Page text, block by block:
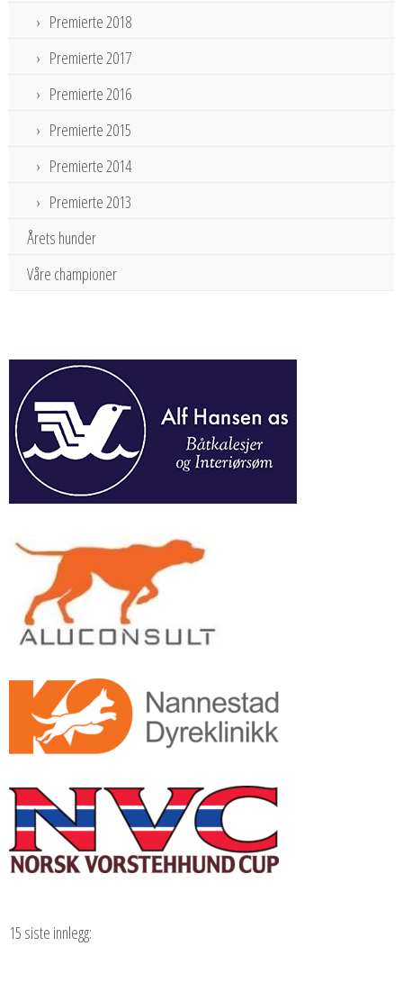
Premierte 2018
Premierte 2017
Premierte 2016
Premierte 2015
Premierte 2014
Premierte 2013
Årets hunder
Våre championer
15 siste innlegg: